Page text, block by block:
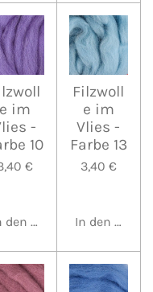
e im
-
10
€
den Warenkorb
Filzwoll
e im
Vlies -
Farbe 13
3,40 €
In den